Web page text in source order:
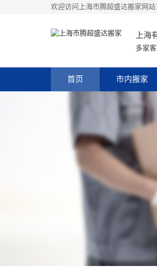
欢迎访问上海市腾超盛达搬家网站
上海
多家
首页 市内搬家